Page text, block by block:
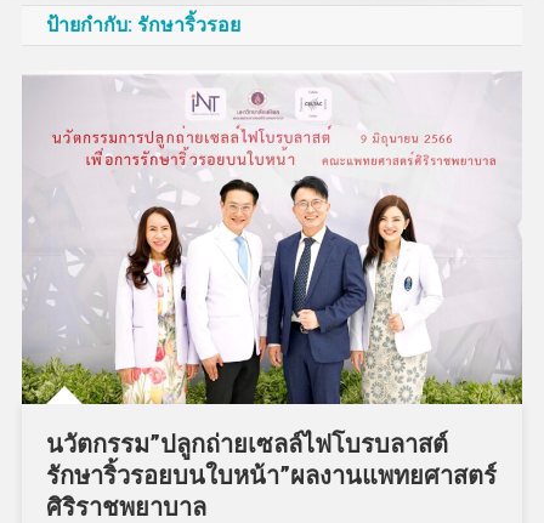
ป้ายกำกับ: รักษาริ้วรอย
นวัตกรรม”ปลูกถ่ายเซลล์ไฟโบรบลาสต์
รักษาริ้วรอยบนใบหน้า”ผลงานแพทยศาสตร์
ศิริราชพยาบาล